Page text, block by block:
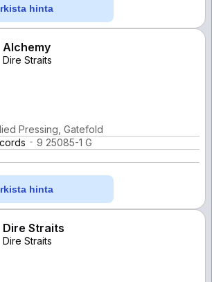
hinta
Alchemy
Dire Straits
Pressing, Gatefold
9 25085-1 G
hinta
Dire Straits
Dire Straits